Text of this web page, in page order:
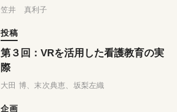
としての私の原点
笠井 真利子
投稿
第３回：VRを活用した看護教育の実
際
大田 博、末次典恵、坂梨左織
企画